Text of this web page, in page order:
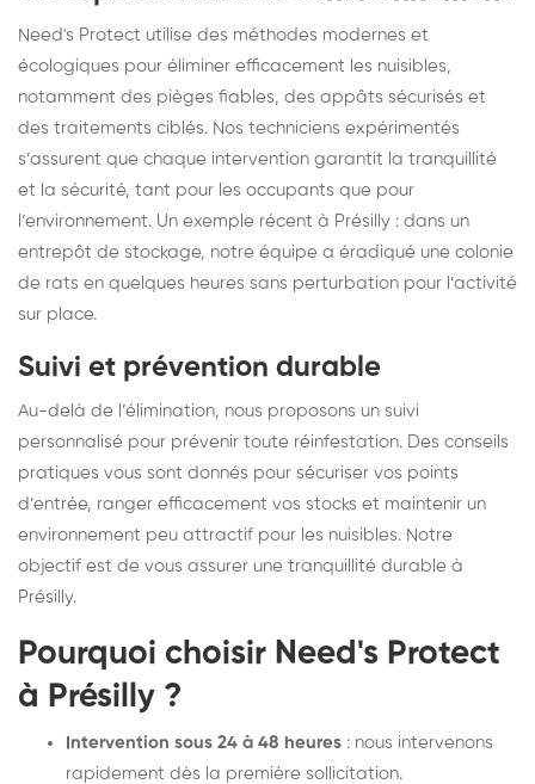
Need's Protect utilise des méthodes modernes et
écologiques pour éliminer efficacement les nuisibles,
notamment des pièges fiables, des appâts sécurisés et
des traitements ciblés. Nos techniciens expérimentés
s’assurent que chaque intervention garantit la tranquillité
et la sécurité, tant pour les occupants que pour
l’environnement. Un exemple récent à Présilly : dans un
entrepôt de stockage, notre équipe a éradiqué une colonie
de rats en quelques heures sans perturbation pour l’activité
sur place.
Suivi et prévention durable
Au-delà de l’élimination, nous proposons un suivi
personnalisé pour prévenir toute réinfestation. Des conseils
pratiques vous sont donnés pour sécuriser vos points
d’entrée, ranger efficacement vos stocks et maintenir un
environnement peu attractif pour les nuisibles. Notre
objectif est de vous assurer une tranquillité durable à
Présilly.
Pourquoi choisir Need's Protect
à Présilly ?
Intervention sous 24 à 48 heures : nous intervenons
rapidement dès la première sollicitation.